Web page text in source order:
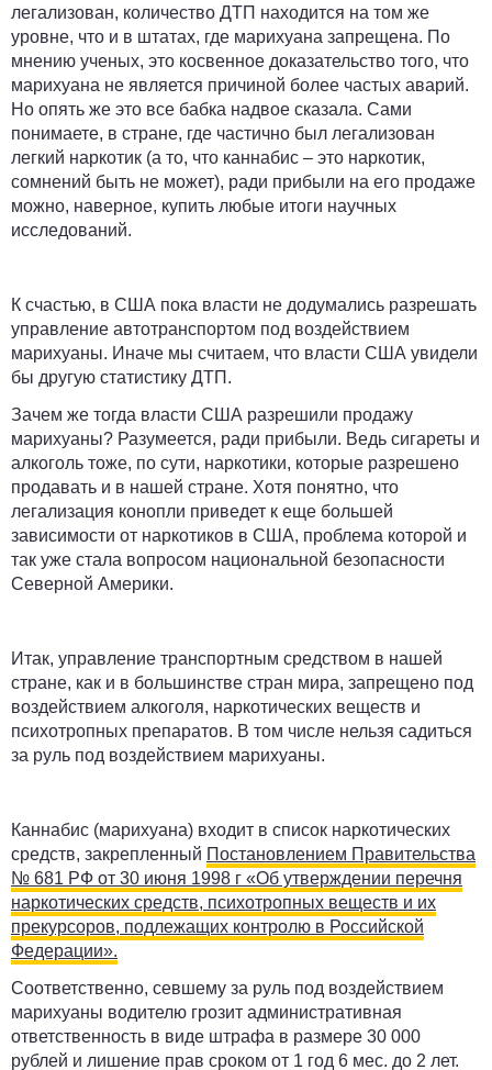
легализован, количество ДТП находится на том же
уровне, что и в штатах, где марихуана запрещена. По
мнению ученых, это косвенное доказательство того, что
марихуана не является причиной более частых аварий.
Но опять же это все бабка надвое сказала. Сами
понимаете, в стране, где частично был легализован
легкий наркотик (а то, что каннабис – это наркотик,
сомнений быть не может), ради прибыли на его продаже
можно, наверное, купить любые итоги научных
исследований.
К счастью, в США пока власти не додумались разрешать
управление автотранспортом под воздействием
марихуаны. Иначе мы считаем, что власти США увидели
бы другую статистику ДТП.
Зачем же тогда власти США разрешили продажу
марихуаны? Разумеется, ради прибыли. Ведь сигареты и
алкоголь тоже, по сути, наркотики, которые разрешено
продавать и в нашей стране. Хотя понятно, что
легализация конопли приведет к еще большей
зависимости от наркотиков в США, проблема которой и
так уже стала вопросом национальной безопасности
Северной Америки.
Итак, управление транспортным средством в нашей
стране, как и в большинстве стран мира, запрещено под
воздействием алкоголя, наркотических веществ и
психотропных препаратов. В том числе нельзя садиться
за руль под воздействием марихуаны.
Каннабис (марихуана) входит в список наркотических
средств, закрепленный Постановлением Правительства
№ 681 РФ от 30 июня 1998 г «Об утверждении перечня
наркотических средств, психотропных веществ и их
прекурсоров, подлежащих контролю в Российской
Федерации».
Соответственно, севшему за руль под воздействием
марихуаны водителю грозит административная
ответственность в виде штрафа в размере 30 000
рублей и лишение прав сроком от 1 год 6 мес. до 2 лет.